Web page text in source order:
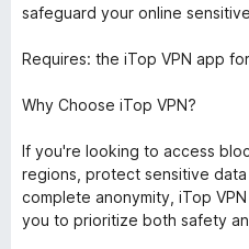
safeguard your online
Requires: the iTop VPN app
Why Choose iTop VPN?
If you're looking to access
regions, protect sensitive
complete anonymity, iTop
you to prioritize both safety